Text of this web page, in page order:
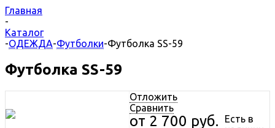
Главная
-
Каталог
-ОДЕЖДА-Футболки-Футболка SS-59
Футболка SS-59
Отложить
Сравнить
от 2 700 руб.
Есть в